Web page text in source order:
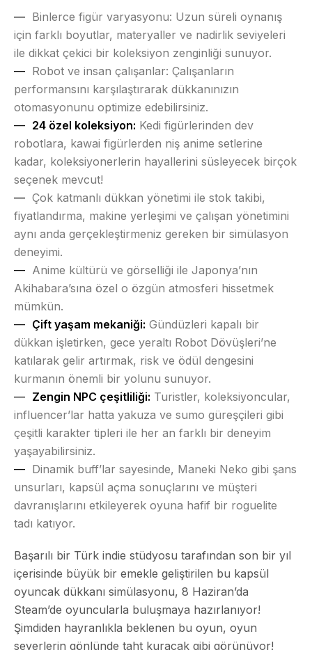
Binlerce figür varyasyonu: Uzun süreli oynanış
için farklı boyutlar, materyaller ve nadirlik seviyeleri
ile dikkat çekici bir koleksiyon zenginliği sunuyor.
Robot ve insan çalışanlar: Çalışanların
performansını karşılaştırarak dükkanınızın
otomasyonunu optimize edebilirsiniz.
24 özel koleksiyon: Kedi figürlerinden dev
robotlara, kawai figürlerden niş anime setlerine
kadar, koleksiyonerlerin hayallerini süsleyecek birçok
seçenek mevcut!
Çok katmanlı dükkan yönetimi ile stok takibi,
fiyatlandırma, makine yerleşimi ve çalışan yönetimini
aynı anda gerçekleştirmeniz gereken bir simülasyon
deneyimi.
Anime kültürü ve görselliği ile Japonya’nın
Akihabara’sına özel o özgün atmosferi hissetmek
mümkün.
Çift yaşam mekaniği: Gündüzleri kapalı bir
dükkan işletirken, gece yeraltı Robot Dövüşleri’ne
katılarak gelir artırmak, risk ve ödül dengesini
kurmanın önemli bir yolunu sunuyor.
Zengin NPC çeşitliliği: Turistler, koleksiyoncular,
influencer’lar hatta yakuza ve sumo güreşçileri gibi
çeşitli karakter tipleri ile her an farklı bir deneyim
yaşayabilirsiniz.
Dinamik buff’lar sayesinde, Maneki Neko gibi şans
unsurları, kapsül açma sonuçlarını ve müşteri
davranışlarını etkileyerek oyuna hafif bir roguelite
tadı katıyor.
Başarılı bir Türk indie stüdyosu tarafından son bir yıl
içerisinde büyük bir emekle geliştirilen bu kapsül
oyuncak dükkanı simülasyonu, 8 Haziran’da
Steam’de oyuncularla buluşmaya hazırlanıyor!
Şimdiden hayranlıkla beklenen bu oyun, oyun
severlerin gönlünde taht kuracak gibi görünüyor!